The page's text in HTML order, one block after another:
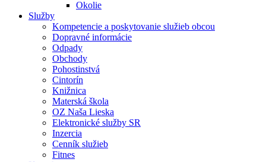
Okolie
Služby
Kompetencie a poskytovanie služieb obcou
Dopravné informácie
Odpady
Obchody
Pohostinstvá
Cintorín
Knižnica
Materská škola
OZ Naša Lieska
Elektronické služby SR
Inzercia
Cenník služieb
Fitnes